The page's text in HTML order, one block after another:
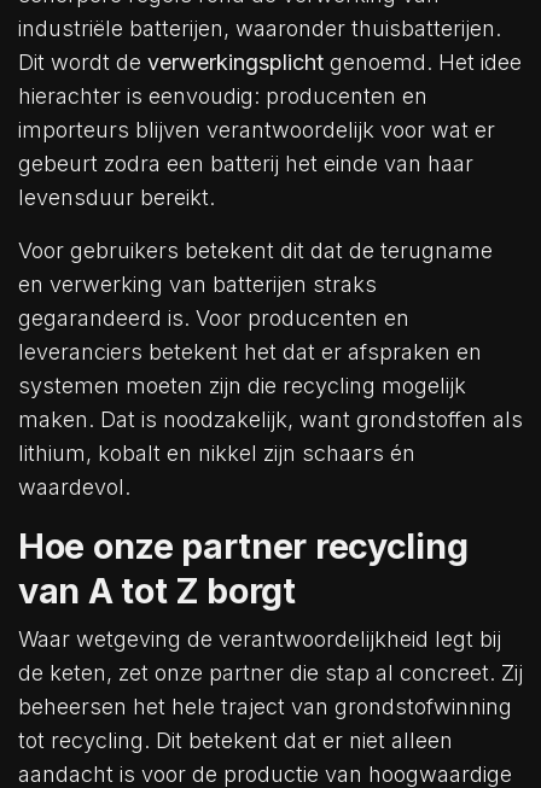
industriële batterijen, waaronder thuisbatterijen.
Dit wordt de verwerkingsplicht genoemd. Het idee
hierachter is eenvoudig: producenten en
importeurs blijven verantwoordelijk voor wat er
gebeurt zodra een batterij het einde van haar
levensduur bereikt.
Voor gebruikers betekent dit dat de terugname
en verwerking van batterijen straks
gegarandeerd is. Voor producenten en
leveranciers betekent het dat er afspraken en
systemen moeten zijn die recycling mogelijk
maken. Dat is noodzakelijk, want grondstoffen als
lithium, kobalt en nikkel zijn schaars én
waardevol.
Hoe onze partner recycling
van A tot Z borgt
Waar wetgeving de verantwoordelijkheid legt bij
de keten, zet onze partner die stap al concreet. Zij
beheersen het hele traject van grondstofwinning
tot recycling. Dit betekent dat er niet alleen
aandacht is voor de productie van hoogwaardige